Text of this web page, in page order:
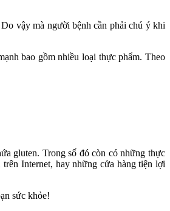
vậy mà người bệnh cần phải chú ý khi
bao gồm nhiều loại thực phẩm. Theo
gluten. Trong số đó còn có những thực
Internet, hay những cửa hàng tiện lợi
sức khỏe!